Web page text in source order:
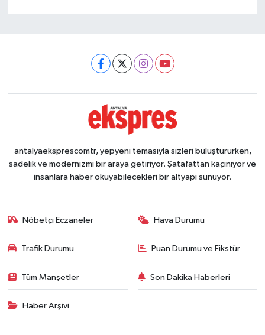
antalyaeksprescomtr, yepyeni temasıyla sizleri buluştururken,
sadelik ve modernizmi bir araya getiriyor. Şatafattan kaçınıyor ve
insanlara haber okuyabilecekleri bir altyapı sunuyor.
Nöbetçi Eczaneler Hava Durumu
Trafik Durumu Puan Durumu ve Fikstür
Tüm Manşetler Son Dakika Haberleri
Haber Arşivi